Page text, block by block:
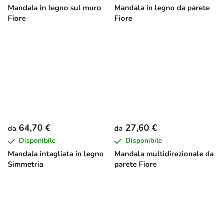
Mandala in legno sul muro
Fiore
Mandala in legno da parete
Fiore
Mandala intagliata in legno
Simmetria
da 64,70 €
Disponibile
Mandala multidirezionale da
parete Fiore
da 27,60 €
Disponibile